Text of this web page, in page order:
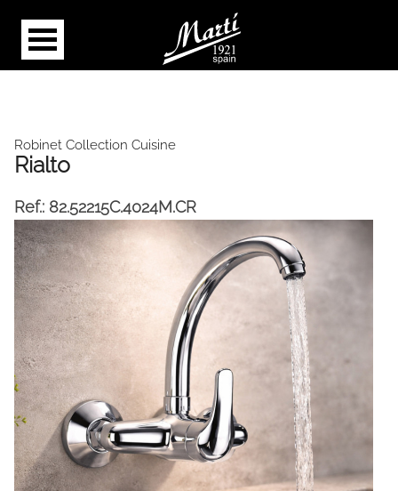
Robinet Collection Cuisine
Rialto
Ref.: 82.52215C.4024M.CR